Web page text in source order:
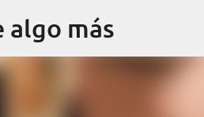
algo más